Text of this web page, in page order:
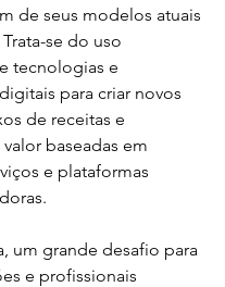
de seus modelos atuais
se do uso
tecnologias e
para criar novos
de receitas e
baseadas em
e plataformas
um grande desafio para
e profissionais